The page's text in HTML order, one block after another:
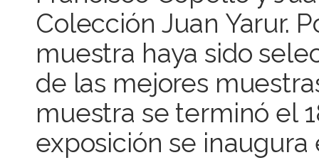
Colección Juan Yarur.
muestra haya sido
de las mejores
muestra se terminó el
exposición se inaugura